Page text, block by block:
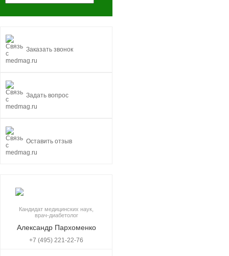
Заказать звонок
Задать вопрос
Оставить отзыв
Кандидат медицинских наук,
врач-диабетолог
Александр Пархоменко
+7 (495) 221-22-76